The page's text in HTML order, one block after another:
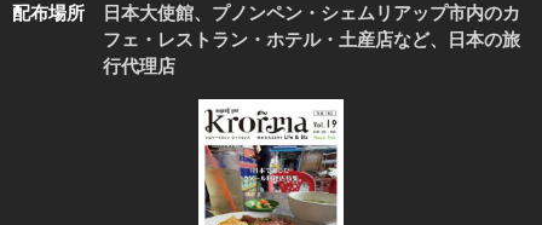
配布場所
日本大使館、プノンペン・シェムリアップ市内のカ
フェ・レストラン・ホテル・土産店など、日本の旅
行代理店